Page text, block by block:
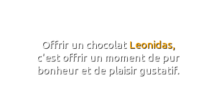
Offrir un chocolat Leonidas,
c'est offrir un moment de pur
bonheur et de plaisir gustatif.